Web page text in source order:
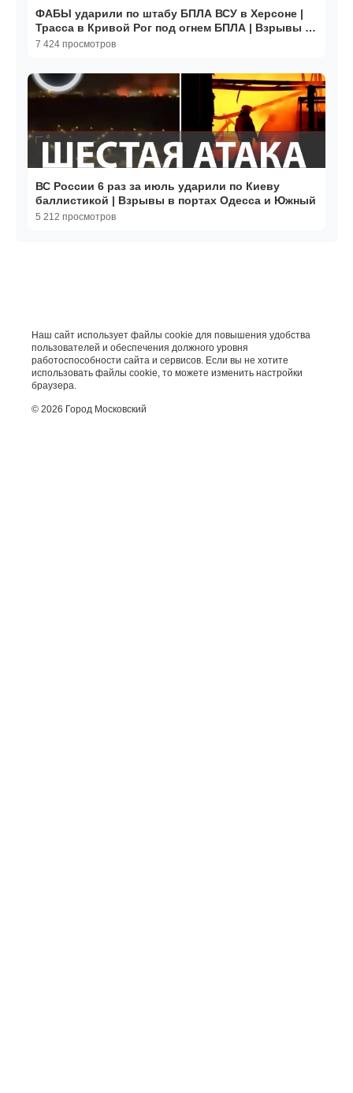
ФАБЫ ударили по штабу БПЛА ВСУ в Херсоне |
Трасса в Кривой Рог под огнем БПЛА | Взрывы в
Одессе
7 424 просмотров
ВС России 6 раз за июль ударили по Киеву
баллистикой | Взрывы в портах Одесса и Южный
5 212 просмотров
Наш сайт использует файлы cookie для повышения удобства
пользователей и обеспечения должного уровня
работоспособности сайта и сервисов. Если вы не хотите
использовать файлы cookie, то можете изменить настройки
браузера.
© 2026 Город Московский